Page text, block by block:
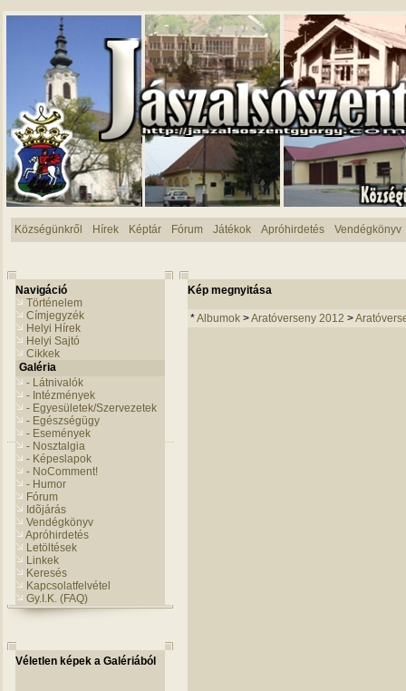
Községünkről Hírek Képtár Fórum Játékok Apróhirdetés Vendégkönyv
Navigáció
Történelem
Címjegyzék
Helyi Hírek
Helyi Sajtó
Cikkek
Galéria
- Látnivalók
- Intézmények
- Egyesületek/Szervezetek
- Egészségügy
- Események
- Nosztalgia
- Képeslapok
- NoComment!
- Humor
Fórum
Idõjárás
Vendégkönyv
Apróhirdetés
Letöltések
Linkek
Keresés
Kapcsolatfelvétel
Gy.I.K. (FAQ)
Véletlen képek a Galériából
Kép megnyitása
*Albumok >Aratóverseny 2012 >